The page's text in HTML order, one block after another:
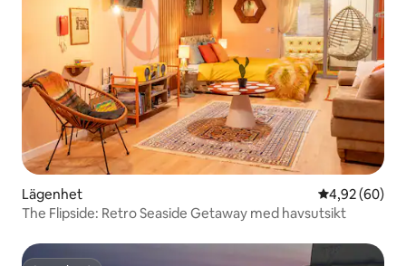
Lägenhet 4,92 av 5 i
4,92 (60)
The Flipside: Retro Seaside Getaway med havsutsikt